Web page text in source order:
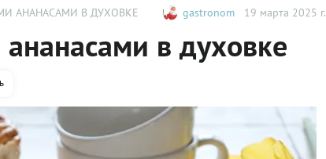
АНАНАСАМИ В ДУХОВКЕ gastronom 19 марта 2025 г.
в духовке